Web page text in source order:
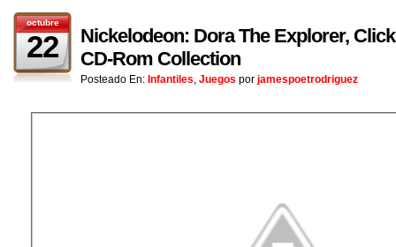
octubre
22
Nickelodeon: Dora The Explorer,
CD-Rom Collection
Posteado En: Infantiles, Juegos por jamespoetrodriguez